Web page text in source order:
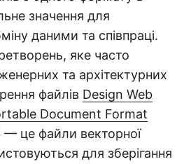
значення для
даними та співпраці.
яке часто
та архітектурних
файлів Design Web
Document Format
це файли векторної
для зберігання